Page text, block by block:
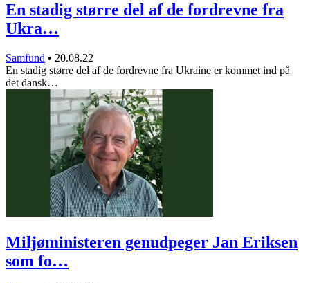
En stadig større del af de fordrevne fra
Ukra…
Samfund • 20.08.22
En stadig større del af de fordrevne fra Ukraine er kommet ind på
det dansk…
Miljøministeren genudpeger Jan Eriksen
som fo…